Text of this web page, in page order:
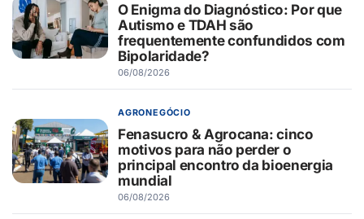
O Enigma do Diagnóstico: Por que
Autismo e TDAH são
frequentemente confundidos com
Bipolaridade?
06/08/2026
AGRONEGÓCIO
Fenasucro & Agrocana: cinco
motivos para não perder o
principal encontro da bioenergia
mundial
06/08/2026